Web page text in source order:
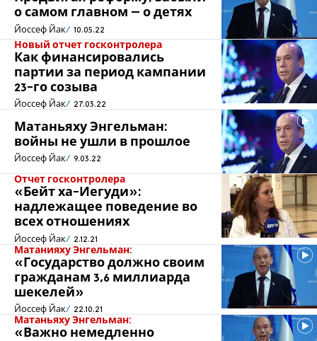
о самом главном – о детях
Йоссеф Йак 10.05.22
Новый отчет госконтролера
Как финансировались
партии за период кампании
23-го созыва
Йоссеф Йак 27.03.22
Матаньяху Энгельман:
войны не ушли в прошлое
Йоссеф Йак 9.03.22
Отчет госконтролера
«Бейт ха-Иегуди»:
надлежащее поведение во
всех отношениях
Йоссеф Йак 2.12.21
Матанияху Энгельман:
«Государство должно своим
гражданам 3,6 миллиарда
шекелей»
Йоссеф Йак 22.10.21
Матаньяху Энгельман:
«Важно немедленно